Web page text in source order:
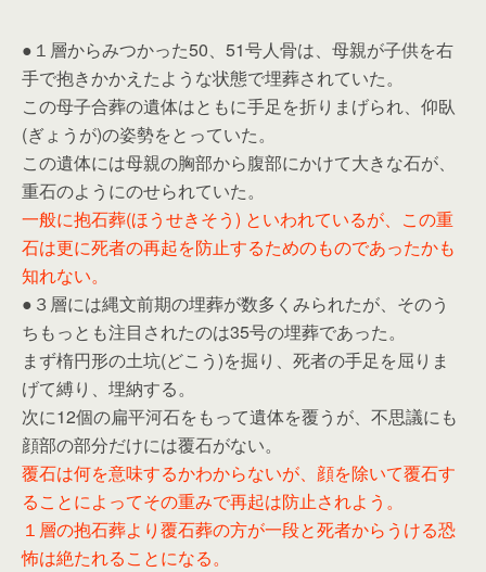
●１層からみつかった50、51号人骨は、母親が子供を右
手で抱きかかえたような状態で埋葬されていた。
この母子合葬の遺体はともに手足を折りまげられ、仰臥
(ぎょうが)の姿勢をとっていた。
この遺体には母親の胸部から腹部にかけて大きな石が、
重石のようにのせられていた。
一般に抱石葬(ほうせきそう) といわれているが、この重
石は更に死者の再起を防止するためのものであったかも
知れない。
●３層には縄文前期の埋葬が数多くみられたが、そのう
ちもっとも注目されたのは35号の埋葬であった。
まず楕円形の土坑(どこう)を掘り、死者の手足を屈りま
げて縛り、埋納する。
次に12個の扁平河石をもって遺体を覆うが、不思議にも
顔部の部分だけには覆石がない。
覆石は何を意味するかわからないが、顔を除いて覆石す
ることによってその重みで再起は防止されよう。
１層の抱石葬より覆石葬の方が一段と死者からうける恐
怖は絶たれることになる。